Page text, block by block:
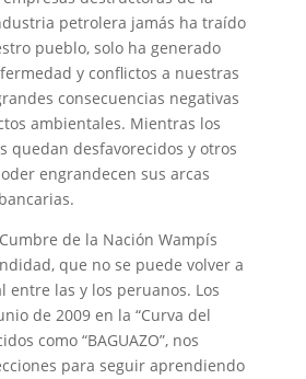
petrolera jamás ha traído
pueblo, solo ha generado
y conflictos a nuestras
consecuencias negativas
ambientales. Mientras los
quedan desfavorecidos y otros
engrandecen sus arcas
de la Nación Wampís
que no se puede volver a
entre las y los peruanos. Los
de 2009 en la “Curva del
como “BAGUAZO”, nos
para seguir aprendiendo